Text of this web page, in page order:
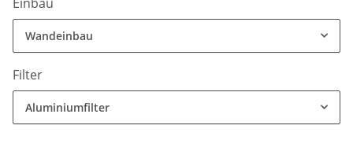
Wandeinbau
Filter
Aluminiumfilter